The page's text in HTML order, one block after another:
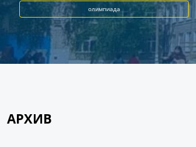
олимпиада
АРХИВ